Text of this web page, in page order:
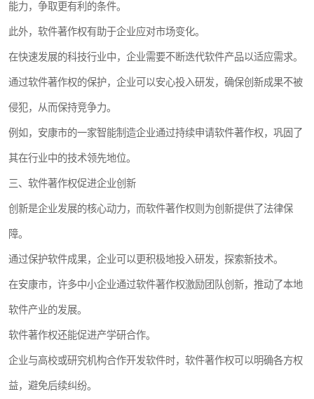
能力，争取更有利的条件。
此外，软件著作权有助于企业应对市场变化。
在快速发展的科技行业中，企业需要不断迭代软件产品以适应需求。
通过软件著作权的保护，企业可以安心投入研发，确保创新成果不被
侵犯，从而保持竞争力。
例如，安康市的一家智能制造企业通过持续申请软件著作权，巩固了
其在行业中的技术领先地位。
三、软件著作权促进企业创新
创新是企业发展的核心动力，而软件著作权则为创新提供了法律保
障。
通过保护软件成果，企业可以更积极地投入研发，探索新技术。
在安康市，许多中小企业通过软件著作权激励团队创新，推动了本地
软件产业的发展。
软件著作权还能促进产学研合作。
企业与高校或研究机构合作开发软件时，软件著作权可以明确各方权
益，避免后续纠纷。